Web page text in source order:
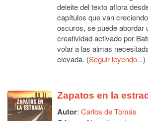
deleite del texto aflora
capítulos que van
oscuros, se puede abordar
creatividad activado por
volar a las almas
elevada. (Seguir leyendo...)
Zapatos en la
Autor: Carlos de Tomás